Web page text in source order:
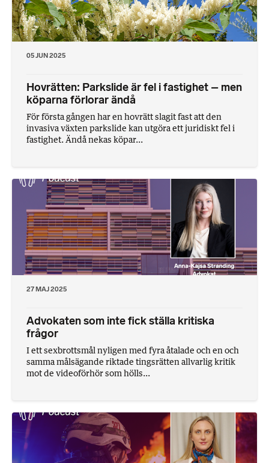
05 JUN 2025
Hovrätten: Parkslide är fel i fastighet – men
köparna förlorar ändå
För första gången har en hovrätt slagit fast att den
invasiva växten parkslide kan utgöra ett juridiskt fel i
fastighet. Ändå nekas köpar...
27 MAJ 2025
Advokaten som inte fick ställa kritiska
frågor
I ett sexbrottsmål nyligen med fyra åtalade och en och
samma målsägande riktade tingsrätten allvarlig kritik
mot de videoförhör som hölls...